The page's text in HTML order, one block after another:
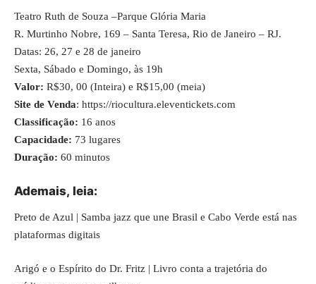
Teatro Ruth de Souza –Parque Glória Maria
R. Murtinho Nobre, 169 – Santa Teresa, Rio de Janeiro – RJ.
Datas: 26, 27 e 28 de janeiro
Sexta, Sábado e Domingo, às 19h
Valor: R$30, 00 (Inteira) e R$15,00 (meia)
Site de Venda: https://riocultura.eleventickets.com
Classificação: 16 anos
Capacidade: 73 lugares
Duração: 60 minutos
Ademais, leia:
Preto de Azul | Samba jazz que une Brasil e Cabo Verde está nas
plataformas digitais
Arigó e o Espírito do Dr. Fritz | Livro conta a trajetória do